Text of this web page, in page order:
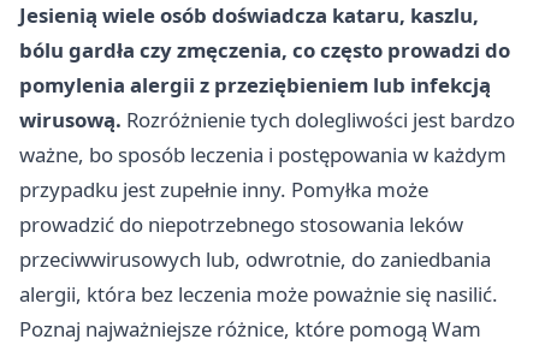
Jesienią wiele osób doświadcza kataru, kaszlu,
bólu gardła czy zmęczenia, co często prowadzi do
pomylenia alergii z przeziębieniem lub infekcją
wirusową. Rozróżnienie tych dolegliwości jest bardzo
ważne, bo sposób leczenia i postępowania w każdym
przypadku jest zupełnie inny. Pomyłka może
prowadzić do niepotrzebnego stosowania leków
przeciwwirusowych lub, odwrotnie, do zaniedbania
alergii, która bez leczenia może poważnie się nasilić.
Poznaj najważniejsze różnice, które pomogą Wam